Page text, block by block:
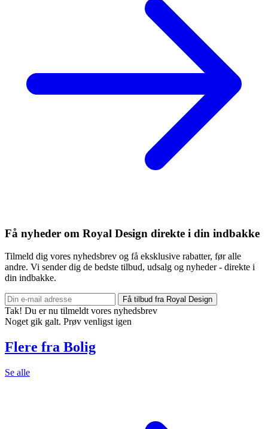
Få nyheder om Royal Design direkte i din indbakke
Tilmeld dig vores nyhedsbrev og få eksklusive rabatter, før alle
andre. Vi sender dig de bedste tilbud, udsalg og nyheder - direkte i
din indbakke.
Få tilbud fra Royal Design
Tak! Du er nu tilmeldt vores nyhedsbrev
Noget gik galt. Prøv venligst igen
Flere fra Bolig
Se alle